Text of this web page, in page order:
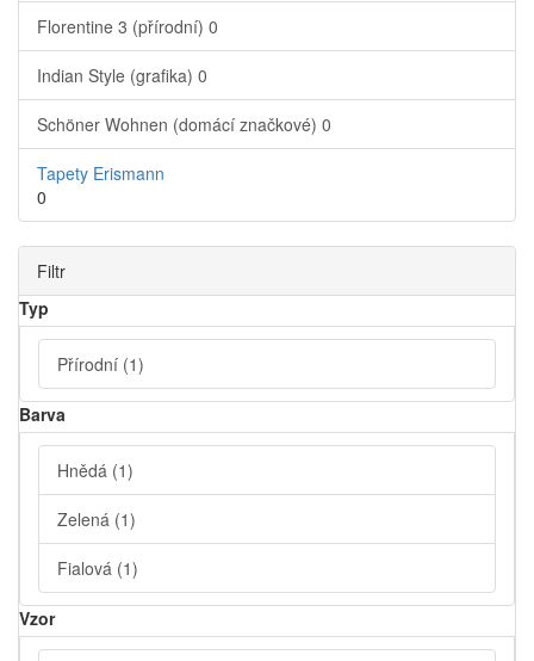
Florentine 3 (přírodní) 0
Indian Style (grafika) 0
Schöner Wohnen (domácí značkové) 0
Tapety Erismann
0
Filtr
Typ
Přírodní (1)
Barva
Hnědá (1)
Zelená (1)
Fialová (1)
Vzor